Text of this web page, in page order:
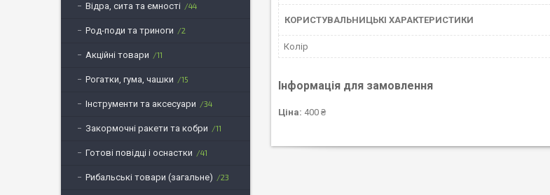
КОРИСТУВАЛЬНИЦЬКІ ХАРАКТЕРИСТИКИ
Колір
Інформація для замовлення
Ціна: 400 ₴
Відра, сита та ємності 44
Род-поди та триноги 2
Акційні товари 11
Рогатки, гума, чашки 15
Інструменти та аксесуари 34
Закормочні ракети та кобри 11
Готові повідці і оснастки 41
Рибальські товари (загальне) 23